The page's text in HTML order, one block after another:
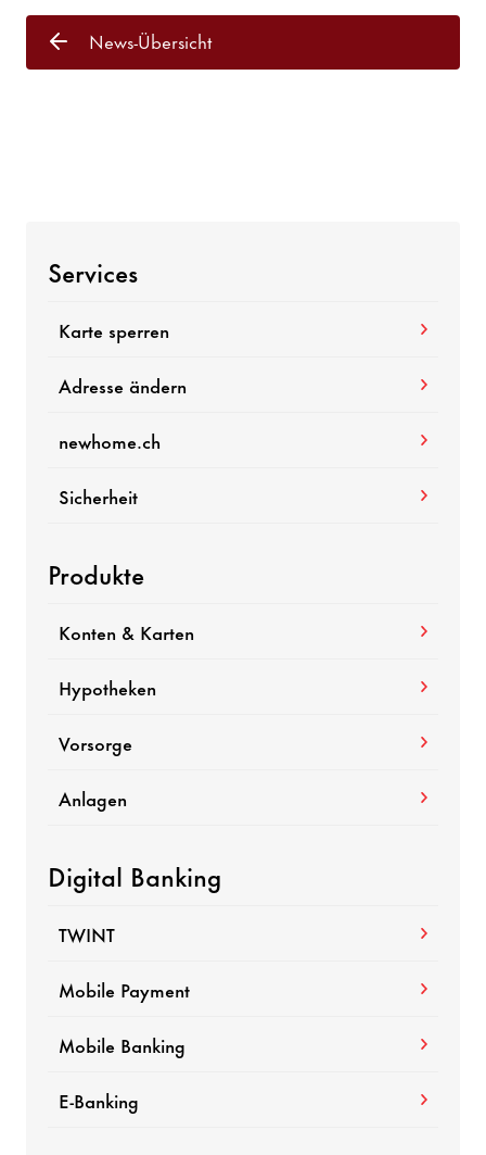
News-Übersicht
Services
Karte sperren
Adresse ändern
newhome.ch
Sicherheit
Produkte
Konten & Karten
Hypotheken
Vorsorge
Anlagen
Digital Banking
TWINT
Mobile Payment
Mobile Banking
E-Banking